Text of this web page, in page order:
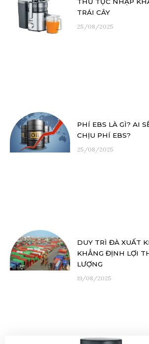
TRÁI CÂY
25/08/2025
PHÍ EBS LÀ GÌ? AI
CHỊU PHÍ EBS?
25/08/2025
DUY TRÌ ĐÀ XUẤT
KHẲNG ĐỊNH LỢI
LƯỢNG
19/08/2025